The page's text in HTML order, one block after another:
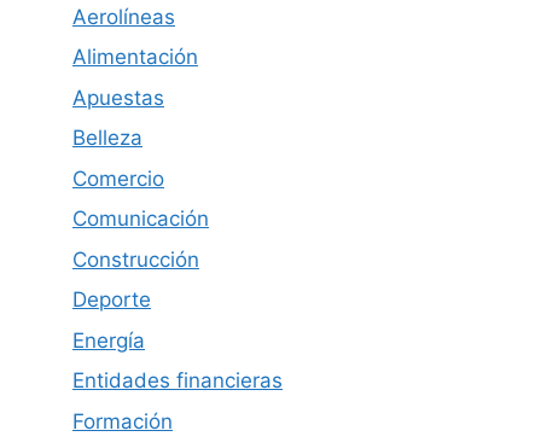
Aerolíneas
Alimentación
Apuestas
Belleza
Comercio
Comunicación
Construcción
Deporte
Energía
Entidades financieras
Formación